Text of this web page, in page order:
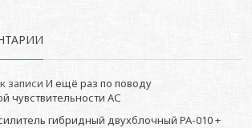
к записи И ещё раз по поводу
чувствительности АС
гибридный двухблочный РА-010 +